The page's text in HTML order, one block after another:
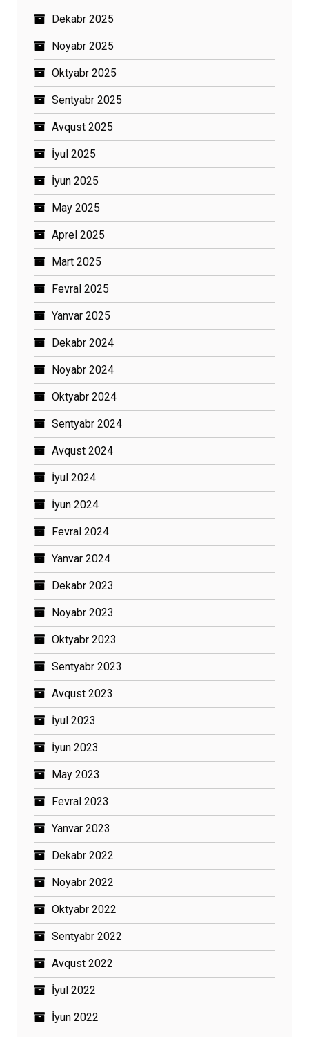
Dekabr 2025
Noyabr 2025
Oktyabr 2025
Sentyabr 2025
Avqust 2025
İyul 2025
İyun 2025
May 2025
Aprel 2025
Mart 2025
Fevral 2025
Yanvar 2025
Dekabr 2024
Noyabr 2024
Oktyabr 2024
Sentyabr 2024
Avqust 2024
İyul 2024
İyun 2024
Fevral 2024
Yanvar 2024
Dekabr 2023
Noyabr 2023
Oktyabr 2023
Sentyabr 2023
Avqust 2023
İyul 2023
İyun 2023
May 2023
Fevral 2023
Yanvar 2023
Dekabr 2022
Noyabr 2022
Oktyabr 2022
Sentyabr 2022
Avqust 2022
İyul 2022
İyun 2022